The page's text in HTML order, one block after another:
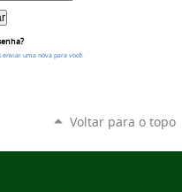
enviar uma nova para você.
Voltar para o topo